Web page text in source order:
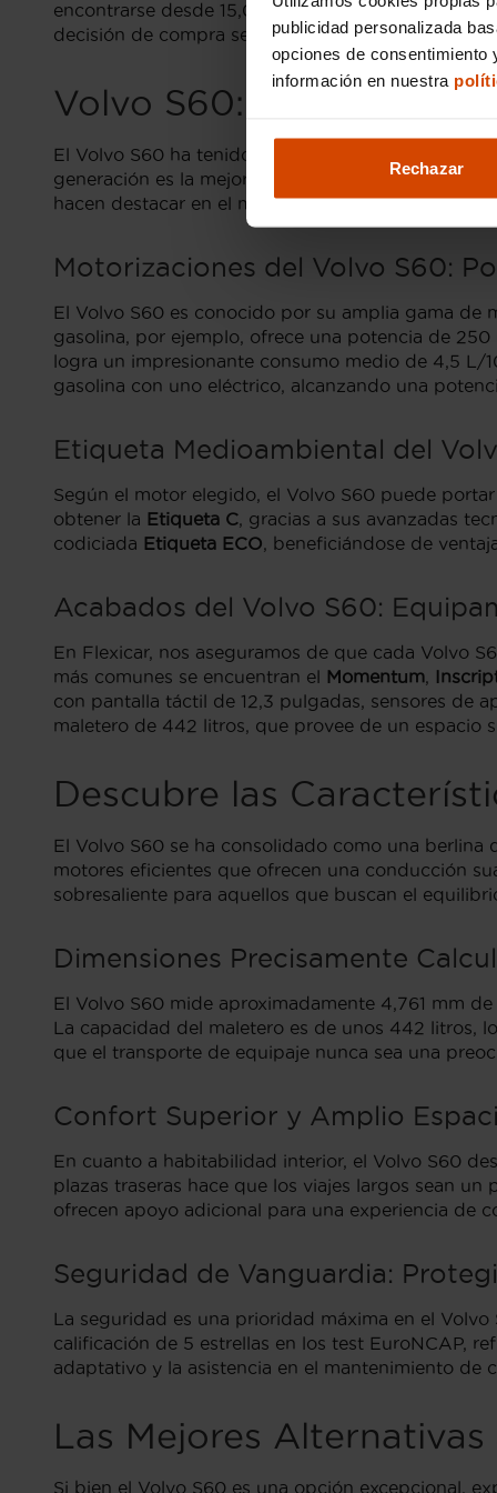
publicidad personalizada
opciones de consentimiento
información en nuestra
Rechazar
encontrarse desde 15,000 euros. En Flexicar,
decisión de compra segura y alineada a tus
Volvo S60: La
El Volvo S60 ha tenido varias generaciones a lo
generación es la mejor opción. Con un diseño
hacen destacar en el mercado de segunda mano.
Motorizaciones del Volvo S60:
El Volvo S60 es conocido por su amplia gama de
gasolina, por ejemplo, ofrece una potencia de
logra un impresionante consumo medio de 4,5 L/
gasolina con uno eléctrico, alcanzando una
Etiqueta Medioambiental del
Según el motor elegido, el Volvo S60 puede
obtener la Etiqueta C, gracias a sus avanzadas
codiciada Etiqueta ECO, beneficiándose de
Acabados del Volvo S60:
En Flexicar, nos aseguramos de que cada Volvo
más comunes se encuentran el Momentum,
con pantalla táctil de 12,3 pulgadas, sensores de
maletero de 442 litros, que provee de un espacio
Descubre las
El Volvo S60 se ha consolidado como una
motores eficientes que ofrecen una conducción
sobresaliente para aquellos que buscan el
Dimensiones Precisamente
El Volvo S60 mide aproximadamente 4,761 mm
La capacidad del maletero es de unos 442 litros,
que el transporte de equipaje nunca sea una
Confort Superior y Amplio
En cuanto a habitabilidad interior, el Volvo S60
plazas traseras hace que los viajes largos sean
ofrecen apoyo adicional para una experiencia de
Seguridad de Vanguardia:
La seguridad es una prioridad máxima en el
calificación de 5 estrellas en los test EuroNCAP,
adaptativo y la asistencia en el mantenimiento de
Las Mejores Alternativas
Si bien el Volvo S60 es una opción excepcional,